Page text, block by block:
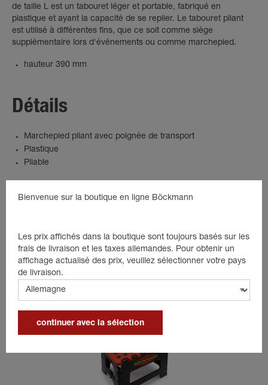
de taille L est un tabouret léger et portable, fabriqué en
plastique et ayant la capacité de se replier. Le tabouret pliant
est utilisé à différentes fins, que ce soit comme siège
supplémentaire lors d'événements ou comme marchepied.
hauteur 390 mm
Détails
Marchepied pliant avec poignée de transport
Plastique
Pliable
Bienvenue sur la boutique en ligne Böckmann
Les prix affichés dans la boutique sont toujours basés sur les
frais de livraison et les taxes allemandes. Pour obtenir un
affichage actualisé des prix, veuillez sélectionner votre pays
de livraison.
continuer avec la sélection